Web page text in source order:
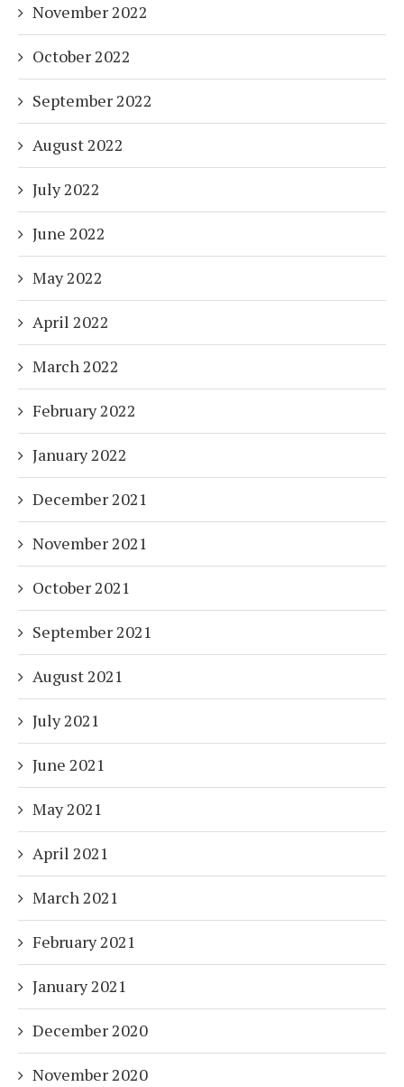
November 2022
October 2022
September 2022
August 2022
July 2022
June 2022
May 2022
April 2022
March 2022
February 2022
January 2022
December 2021
November 2021
October 2021
September 2021
August 2021
July 2021
June 2021
May 2021
April 2021
March 2021
February 2021
January 2021
December 2020
November 2020